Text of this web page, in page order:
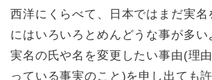
西洋にくらべて、日本ではまだ実名
にはいろいろとめんどうな事が多い
実名の氏や名を変更したい事由(理
っている事実のこと)を申し出ても